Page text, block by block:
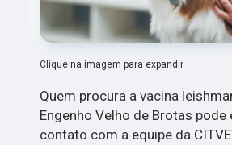
Clique na imagem para expandir
Quem procura a vacina
Engenho Velho de Brotas pode
contato com a equipe da